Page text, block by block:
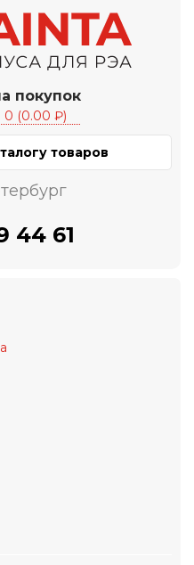
покупок
0 (0.00 ₽)
44 61